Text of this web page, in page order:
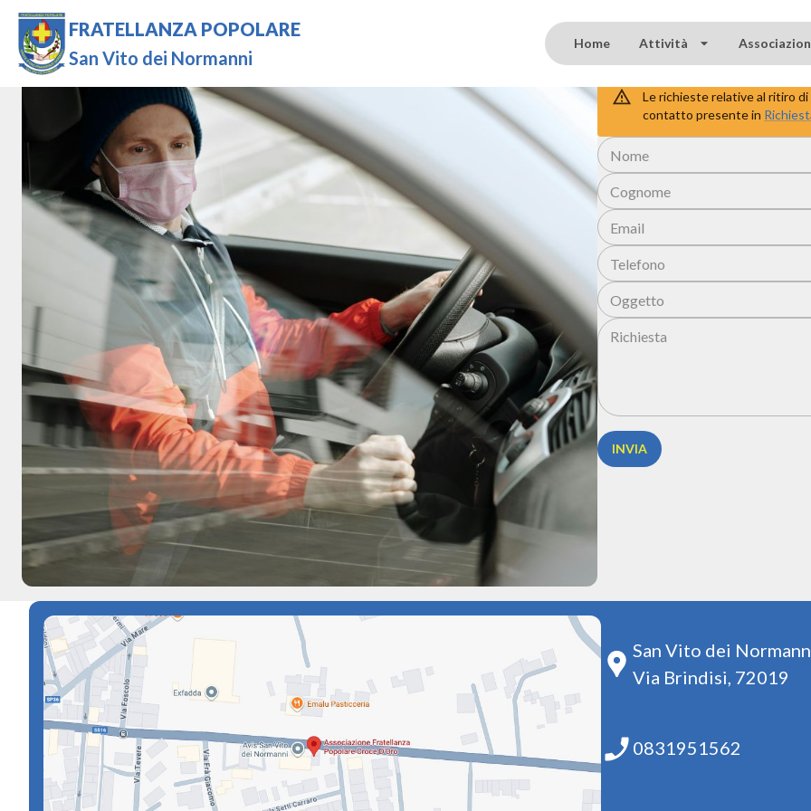
FRATELLANZA POPOLARE
San Vito dei Normanni
Home Attività
Di cosa hai
Le richieste relative al ritiro
contatto presente in
Nome
Cognome
Email
Telefono
Oggetto
Richiesta
INVIA
San Vito dei
Via Brindisi, 72019
0831951562